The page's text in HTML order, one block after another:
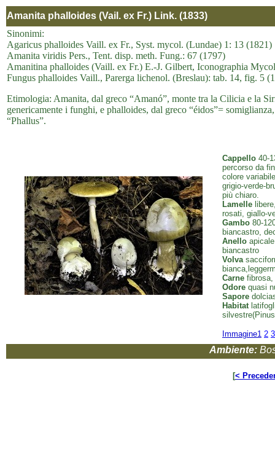
Amanita phalloides (Vail. ex Fr.) Link. (1833)
Sinonimi:
Agaricus phalloides Vaill. ex Fr., Syst. mycol. (Lundae) 1: 13 (1821)
Amanita viridis Pers., Tent. disp. meth. Fung.: 67 (1797)
Amanitina phalloides (Vaill. ex Fr.) E.-J. Gilbert, Iconographia
Fungus phalloides Vaill., Parerga lichenol. (Breslau): tab. 14, fig. 5
Etimologia: Amanita, dal greco “Amanó”, monte tra la Cilicia e la
genericamente i funghi, e phalloides, dal greco “éidos”=
“Phallus”.
Cappello 40-
percorso da
colore
grigio-verde-
più chiaro.
Lamelle
rosati, giallo-
Gambo 80-
biancastro,
Anello
biancastro
Volva
Carne
Odore quasi
Sapore
Habitat
Immagine1 2 3
Ambiente:
[<